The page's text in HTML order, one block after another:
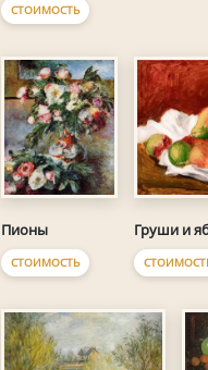
СТОИМОСТЬ
Пионы
СТОИМОСТЬ
Груши и